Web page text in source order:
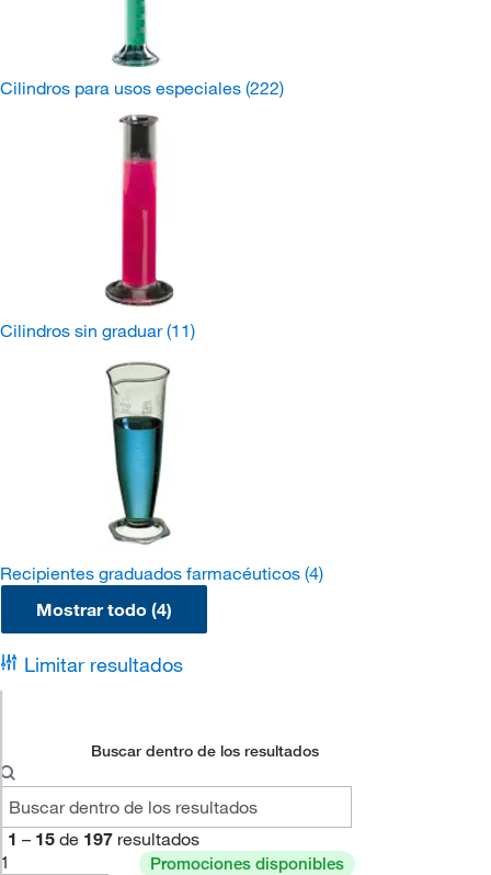
Cilindros para usos especiales (222)
Cilindros sin graduar(11)
Recipientes graduados farmacéuticos (4)
Mostrar todo (4)
Limitar resultados
Buscar dentro de los resultados
1 – 15 de 197 resultados
1
Promociones disponibles